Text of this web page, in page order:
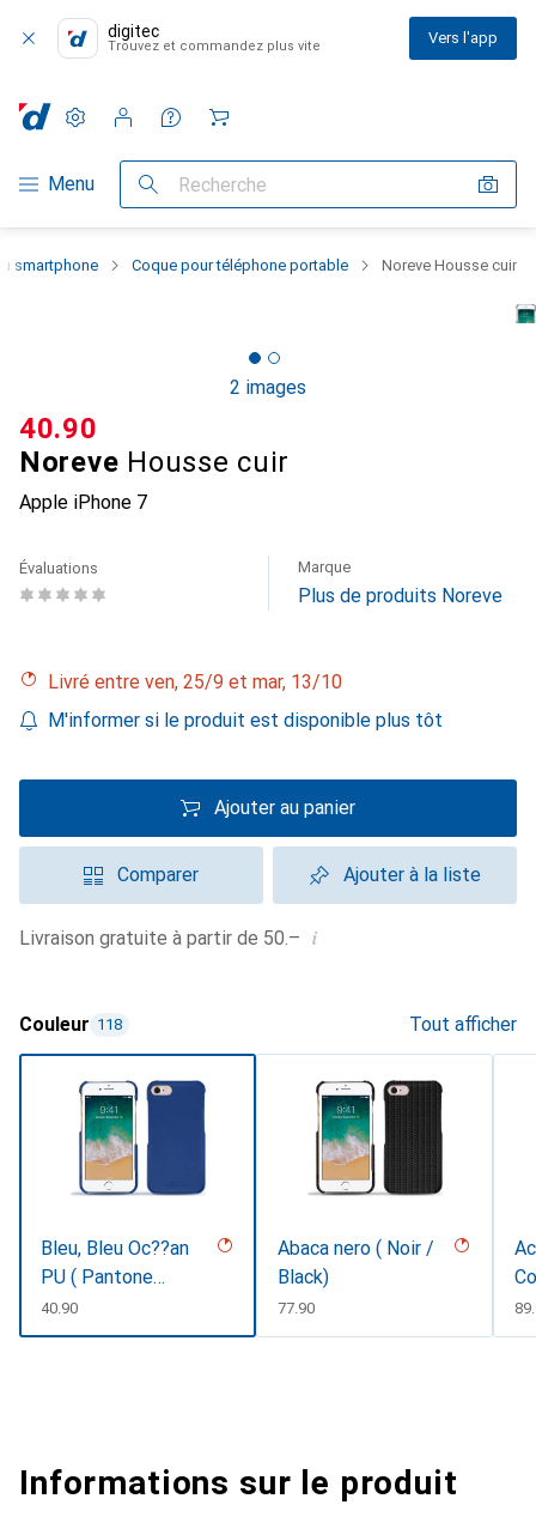
digitec
Trouvez et commandez plus vite Vers l'app
Navigation par catégorie
Menu Recherche
Paramètres
Compte client
Listes de comparaison
Listes d'envies
Panier
smartphone Coque pour téléphone portable Noreve Housse cuir
2 images
Noreve Housse cuir
Apple iPhone 7
CHF
40.90
Évaluations Marque
Plus de produits Noreve
Livré entre ven, 25/9 et mar, 13/10
M'informer si le produit est disponible plus tôt
Ajouter au panier
Comparer Ajouter à la liste
Livraison gratuite à partir de 50.– i
Couleur 118 Tout afficher
Bleu, Bleu Oc??an
PU ( Pantone
#003da5 )
CHF
40.90
Abaca nero ( Noir /
Black)
CHF
77.90
Informations sur le produit